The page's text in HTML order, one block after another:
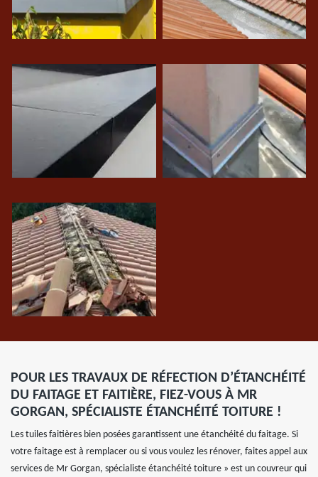
POUR LES TRAVAUX DE RÉFECTION D’ÉTANCHÉITÉ
DU FAITAGE ET FAITIÈRE, FIEZ-VOUS À MR
GORGAN, SPÉCIALISTE ÉTANCHÉITÉ TOITURE !
Les tuiles faitières bien posées garantissent une étanchéité du faitage. Si
votre faitage est à remplacer ou si vous voulez les rénover, faites appel aux
services de Mr Gorgan, spécialiste étanchéité toiture » est un couvreur qui